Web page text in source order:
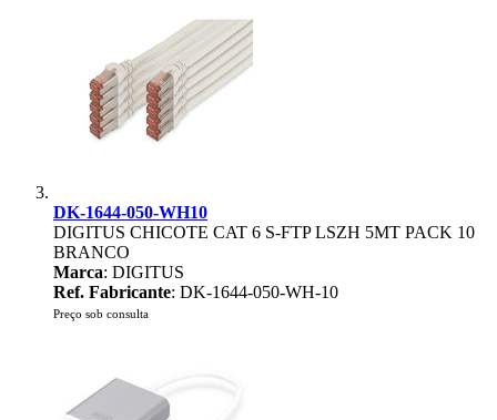
DK-1644-050-WH10
DIGITUS CHICOTE CAT 6 S-FTP LSZH 5MT PACK 10
BRANCO
Marca: DIGITUS
Ref. Fabricante: DK-1644-050-WH-10
Preço sob consulta